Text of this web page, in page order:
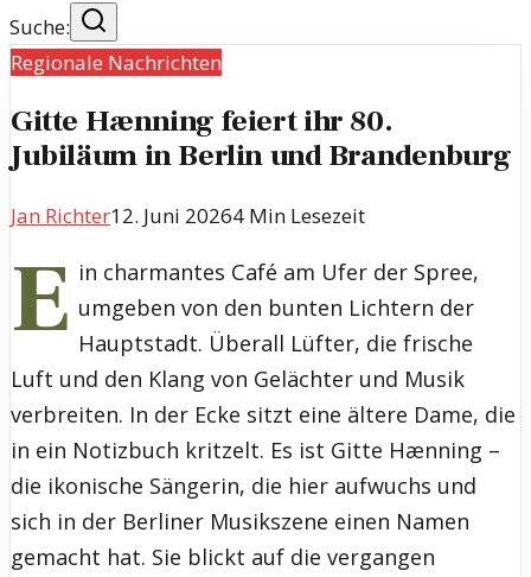
Suche:
Regionale Nachrichten
Gitte Hænning feiert ihr 80.
Jubiläum in Berlin und Brandenburg
Jan Richter12. Juni 20264 Min Lesezeit
E in charmantes Café am Ufer der Spree,
umgeben von den bunten Lichtern der
Hauptstadt. Überall Lüfter, die frische
Luft und den Klang von Gelächter und Musik
verbreiten. In der Ecke sitzt eine ältere Dame, die
in ein Notizbuch kritzelt. Es ist Gitte Hænning –
die ikonische Sängerin, die hier aufwuchs und
sich in der Berliner Musikszene einen Namen
gemacht hat. Sie blickt auf die vergangen